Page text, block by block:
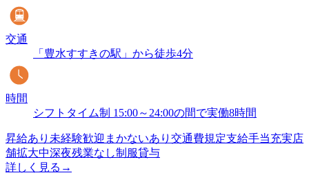
交通
「豊水すすきの駅」から徒歩4分
時間
シフトタイム制 15:00～24:00の間で実働8時間
昇給あり 未経験歓迎 まかないあり 交通費規定支給手当充実店
舗拡大中深夜残業なし制服貸与
詳しく見る →